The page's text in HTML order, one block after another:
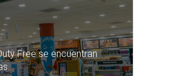
Free se encuentran